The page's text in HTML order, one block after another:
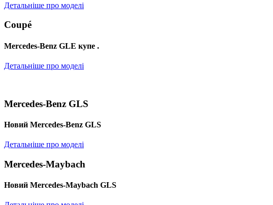
Детальніше про моделі
Coupé
Mercedes-Benz GLE купе .
Детальніше про моделі
Mercedes-Benz GLS
Новий Mercedes-Benz GLS
Детальніше про моделі
Mercedes-Maybach
Новий Mercedes-Maybach GLS